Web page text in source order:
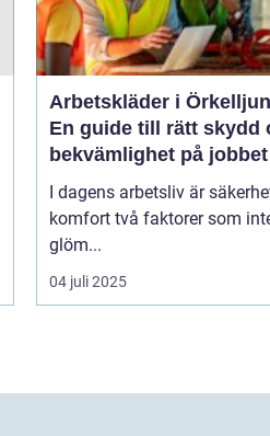
Arbetskläder i
En guide till rätt skydd
bekvämlighet på jobbet
I dagens arbetsliv är
komfort två faktorer som
glöm...
04 juli 2025